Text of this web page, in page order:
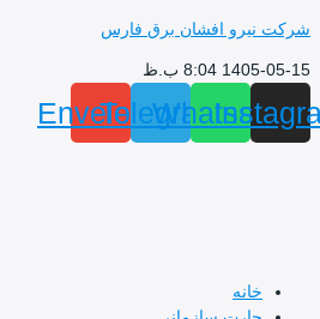
پرش
محتوا
شرکت نیرو افشان برق فارس
1405-05-15 8:04 ب.ظ
Whatsapp
Telegram
Envelope
خانه